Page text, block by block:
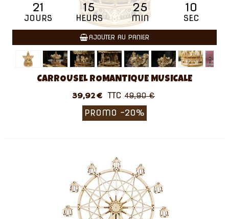
AJOUTER AU PANIER
21
JOURS
15
HEURS
25
MIN
09
SEC
CARROUSEL ROMANTIQUE MUSICALE
39,92 € TTC 49,90 €
PROMO -20%